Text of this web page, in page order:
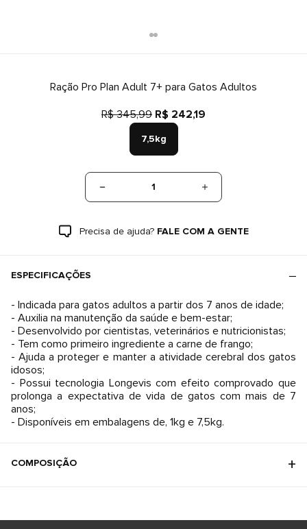
Ração Pro Plan Adult 7+ para Gatos Adultos
R$ 345,99 R$ 242,19
7,5kg
1
Precisa de ajuda? FALE COM A GENTE
ESPECIFICAÇÕES
- Indicada para gatos adultos a partir dos 7 anos de idade;
- Auxilia na manutenção da saúde e bem-estar;
- Desenvolvido por cientistas, veterinários e nutricionistas;
- Tem como primeiro ingrediente a carne de frango;
- Ajuda a proteger e manter a atividade cerebral dos gatos
idosos;
- Possui tecnologia Longevis com efeito comprovado que
prolonga a expectativa de vida de gatos com mais de 7
anos;
- Disponíveis em embalagens de, 1kg e 7,5kg.
COMPOSIÇÃO